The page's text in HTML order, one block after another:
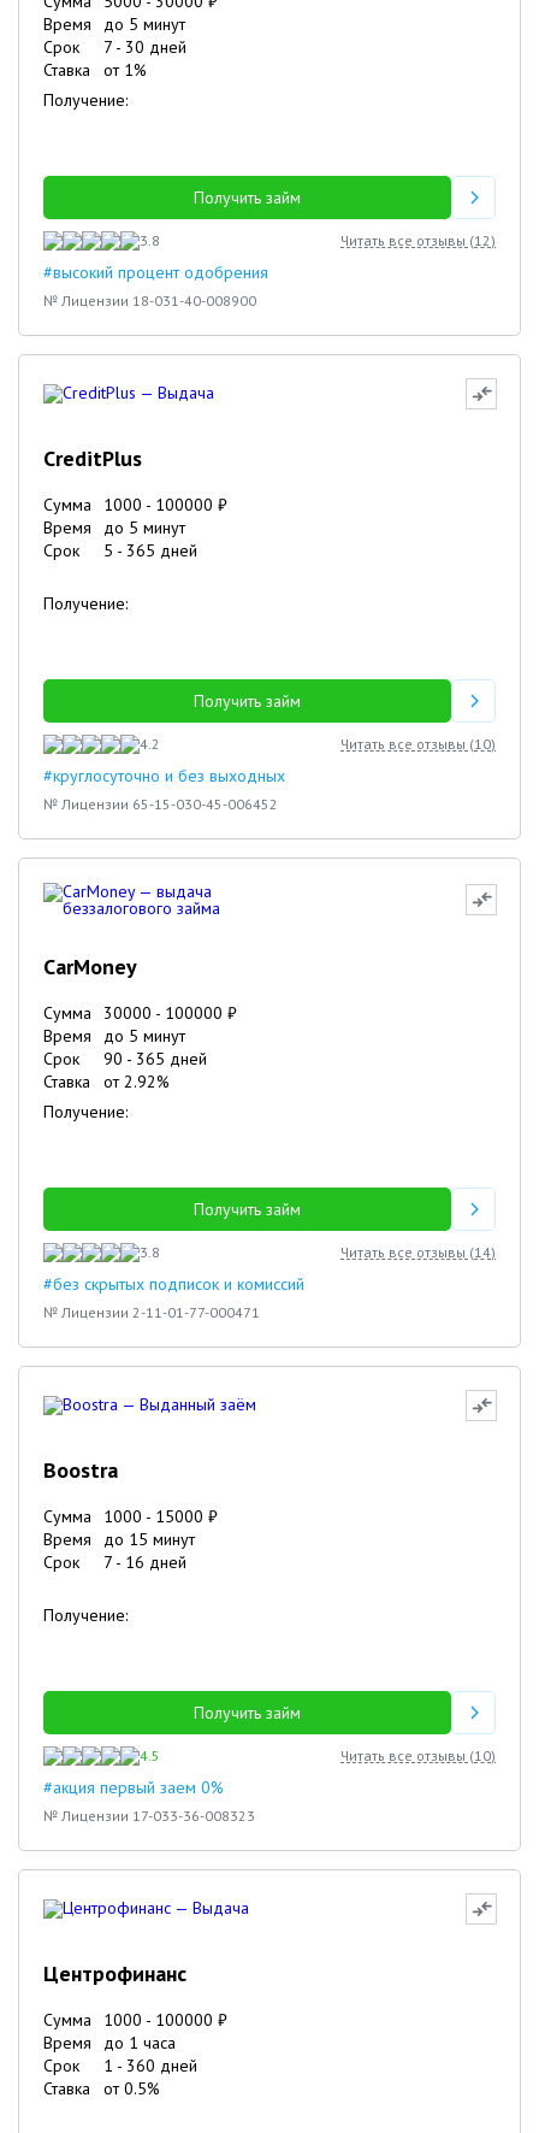
Время
до 5 минут
Срок
7 - 30 дней
Ставка
от 1%
Получение:
Получить займ
3.8 Читать все отзывы (12)
#высокий процент одобрения
№ Лицензии 18-031-40-008900
CreditPlus
Сумма 1000 - 100000 ₽
Время
до 5 минут
Срок
5 - 365 дней
Получение:
Получить займ
4.2 Читать все отзывы (10)
#круглосуточно и без выходных
№ Лицензии 65-15-030-45-006452
CarMoney
Сумма 30000 - 100000 ₽
Время
до 5 минут
Срок
90 - 365 дней
Ставка
от2.92%
Получение:
Получить займ
3.8 Читать все отзывы (14)
#без скрытых подписок и комиссий
№ Лицензии 2-11-01-77-000471
Boostra
Сумма 1000 - 15000 ₽
Время
до 15 минут
Срок
7 - 16 дней
Получение:
Получить займ
4.5 Читать все отзывы (10)
#акция первый заем 0%
№ Лицензии 17-033-36-008323
Центрофинанс
Сумма 1000 - 100000 ₽
Время
до 1 часа
Срок
1 - 360 дней
Ставка
от0.5%